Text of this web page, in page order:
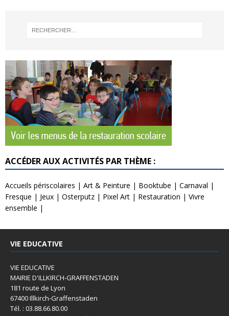
ACCÉDER AUX ACTIVITÉS PAR THÈME :
Accueils périscolaires | Art & Peinture | Booktube | Carnaval |
Fresque | Jeux | Osterputz | Pixel Art | Restauration | Vivre
ensemble |
VIE EDUCATIVE
VIE EDUCATIVE
MAIRIE D'ILLKIRCH-GRAFFENSTADEN
181 route de Lyon
67400 Illkirch-Graffenstaden
Tél. : 03.88.66.80.00